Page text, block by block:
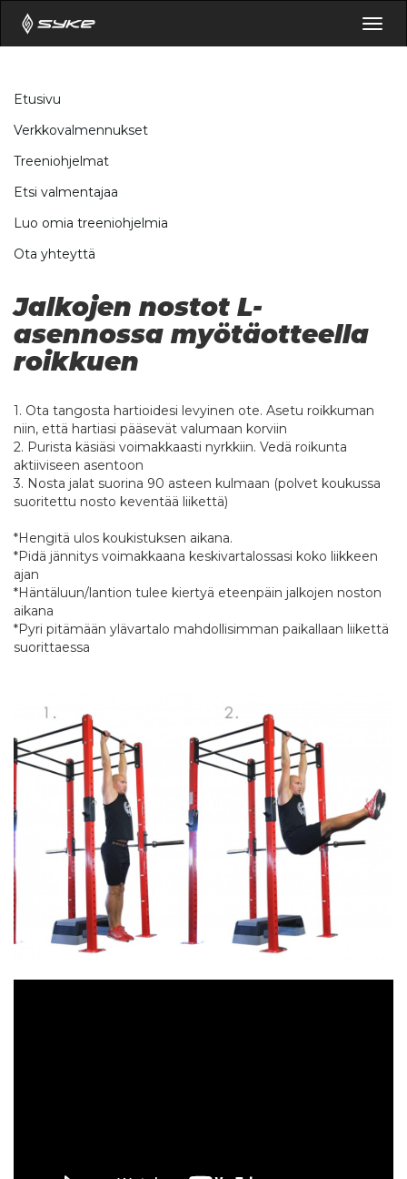
Etusivu
Verkkovalmennukset
Treeniohjelmat
Etsi valmentajaa
Luo omia treeniohjelmia
Ota yhteyttä
Jalkojen nostot L-
asennossa myötäotteella
roikkuen
1. Ota tangosta hartioidesi levyinen ote. Asetu roikkuman
niin, että hartiasi pääsevät valumaan korviin
2. Purista käsiäsi voimakkaasti nyrkkiin. Vedä roikunta
aktiiviseen asentoon
3. Nosta jalat suorina 90 asteen kulmaan (polvet koukussa
suoritettu nosto keventää liikettä)
*Hengitä ulos koukistuksen aikana.
*Pidä jännitys voimakkaana keskivartalossasi koko liikkeen
ajan
*Häntäluun/lantion tulee kiertyä eteenpäin jalkojen noston
aikana
*Pyri pitämään ylävartalo mahdollisimman paikallaan liikettä
suorittaessa